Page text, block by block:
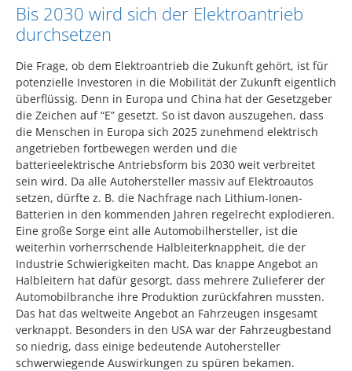
Bis 2030 wird sich der Elektroantrieb
durchsetzen
Die Frage, ob dem Elektroantrieb die Zukunft gehört, ist für
potenzielle Investoren in die Mobilität der Zukunft eigentlich
überflüssig. Denn in Europa und China hat der Gesetzgeber
die Zeichen auf “E” gesetzt. So ist davon auszugehen, dass
die Menschen in Europa sich 2025 zunehmend elektrisch
angetrieben fortbewegen werden und die
batterieelektrische Antriebsform bis 2030 weit verbreitet
sein wird. Da alle Autohersteller massiv auf Elektroautos
setzen, dürfte z. B. die Nachfrage nach Lithium-Ionen-
Batterien in den kommenden Jahren regelrecht explodieren.
Eine große Sorge eint alle Automobilhersteller, ist die
weiterhin vorherrschende Halbleiterknappheit, die der
Industrie Schwierigkeiten macht. Das knappe Angebot an
Halbleitern hat dafür gesorgt, dass mehrere Zulieferer der
Automobilbranche ihre Produktion zurückfahren mussten.
Das hat das weltweite Angebot an Fahrzeugen insgesamt
verknappt. Besonders in den USA war der Fahrzeugbestand
so niedrig, dass einige bedeutende Autohersteller
schwerwiegende Auswirkungen zu spüren bekamen.